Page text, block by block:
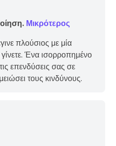
Μικρότερος
πλούσιος με μία
γίνετε. Ένα ισορροπημένο
επενδύσεις σας σε
τους κινδύνους.